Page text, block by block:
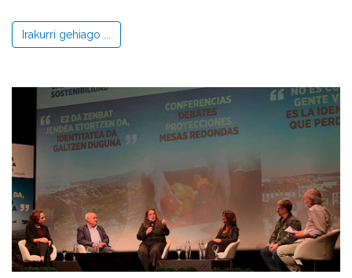
Irakurri gehiago ...